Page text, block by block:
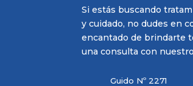
Si estás buscando
y cuidado, no dudes en
encantado de brindarte
una consulta con
Guido Nº 2271